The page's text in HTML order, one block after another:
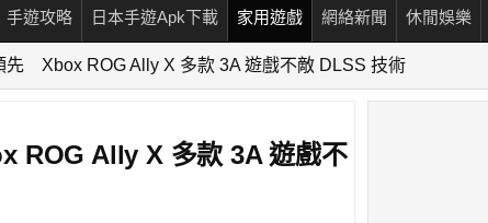
手遊攻略 日本手遊Apk下載 家用遊戲 網絡新聞 休閒娛樂
先 Xbox ROG Ally X 多款 3A 遊戲不敵 DLSS 技術
Ally X 多款 3A 遊戲不